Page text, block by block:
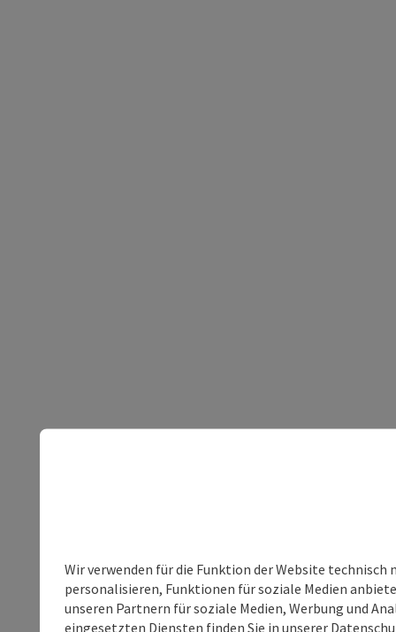
Wir verwenden für die Funktion der Website
personalisieren, Funktionen für soziale Medien
unseren Partnern für soziale Medien, Werbung und
eingesetzten Diensten finden Sie in unserer